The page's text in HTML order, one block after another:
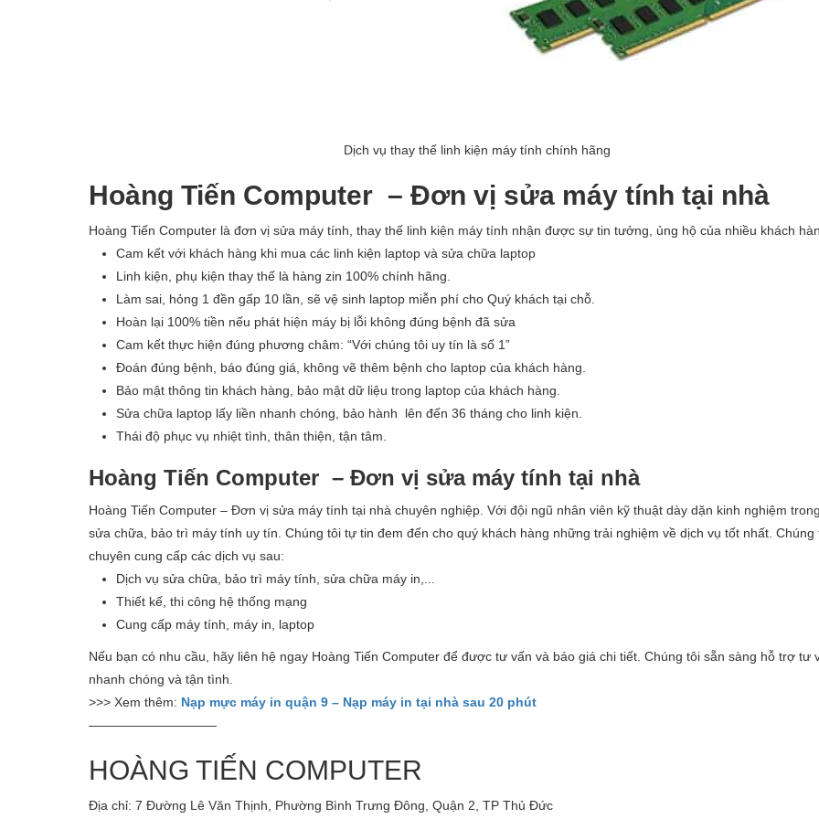
Dịch vụ thay thế linh kiện máy tính chính hãng
Hoàng Tiến Computer – Đơn vị sửa máy tính tại nhà
Hoàng Tiến Computer là đơn vị sửa máy tính, thay thế linh kiện máy tính nhận được sự tin tưởng, ủng hộ của nhiều khách
Cam kết với khách hàng khi mua các linh kiện laptop và sửa chữa laptop
Linh kiện, phụ kiện thay thế là hàng zin 100% chính hãng.
Làm sai, hỏng 1 đền gấp 10 lần, sẽ vệ sinh laptop miễn phí cho Quý khách tại chỗ.
Hoàn lại 100% tiền nếu phát hiện máy bị lỗi không đúng bệnh đã sửa
Cam kết thực hiện đúng phương châm: “Với chúng tôi uy tín là số 1”
Đoán đúng bệnh, báo đúng giá, không vẽ thêm bệnh cho laptop của khách hàng.
Bảo mật thông tin khách hàng, bảo mật dữ liệu trong laptop của khách hàng.
Sửa chữa laptop lấy liền nhanh chóng, bảo hành lên đến 36 tháng cho linh kiện.
Thái độ phục vụ nhiệt tình, thân thiện, tận tâm.
Hoàng Tiến Computer – Đơn vị sửa máy tính tại nhà
Hoàng Tiến Computer – Đơn vị sửa máy tính tại nhà chuyên nghiệp. Với đội ngũ nhân viên kỹ thuật dày dặn kinh nghiệm
sửa chữa, bảo trì máy tính uy tín. Chúng tôi tự tin đem đến cho quý khách hàng những trải nghiệm về dịch vụ tốt nhất. Chúng
chuyên cung cấp các dịch vụ sau:
Dịch vụ sửa chữa, bảo trì máy tính, sửa chữa máy in,...
Thiết kế, thi công hệ thống mạng
Cung cấp máy tính, máy in, laptop
Nếu bạn có nhu cầu, hãy liên hệ ngay Hoàng Tiến Computer để được tư vấn và báo giá chi tiết. Chúng tôi sẵn sàng hỗ trợ tư
nhanh chóng và tận tình.
>>> Xem thêm: Nạp mực máy in quận 9 – Nạp máy in tại nhà sau 20 phút
——————————
HOÀNG TIẾN COMPUTER
Địa chỉ: 7 Đường Lê Văn Thịnh, Phường Bình Trưng Đông, Quận 2, TP Thủ Đức